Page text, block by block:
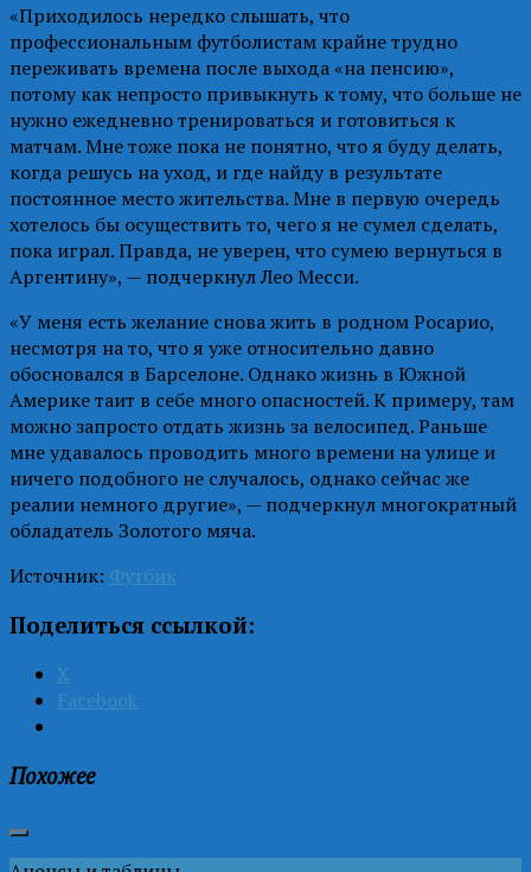
«Приходилось нередко слышать, что
профессиональным футболистам крайне трудно
переживать времена после выхода «на пенсию»,
потому как непросто привыкнуть к тому, что больше не
нужно ежедневно тренироваться и готовиться к
матчам. Мне тоже пока не понятно, что я буду делать,
когда решусь на уход, и где найду в результате
постоянное место жительства. Мне в первую очередь
хотелось бы осуществить то, чего я не сумел сделать,
пока играл. Правда, не уверен, что сумею вернуться в
Аргентину», — подчеркнул Лео Месси.
«У меня есть желание снова жить в родном Росарио,
несмотря на то, что я уже относительно давно
обосновался в Барселоне. Однако жизнь в Южной
Америке таит в себе много опасностей. К примеру, там
можно запросто отдать жизнь за велосипед. Раньше
мне удавалось проводить много времени на улице и
ничего подобного не случалось, однако сейчас же
реалии немного другие», — подчеркнул многократный
обладатель Золотого мяча.
Источник: Футбик
Поделиться ссылкой:
X
Facebook
Похожее